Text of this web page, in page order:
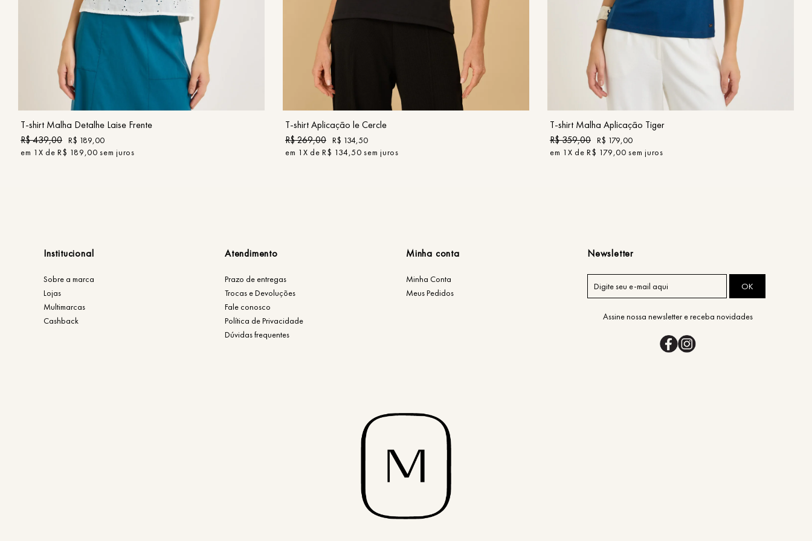
GG
T-shirt Malha Detalhe Laise Frente
R$439,00 R$ 189,00
em 1 X deR$ 189,00 sem juros
COMPRAR
T-shirt Aplicação le Cercle
R$269,00 R$ 134,50
em 1 X deR$ 134,50 sem juros
COMPRAR
T-shirt Malha Aplicação Tiger
R$359,00 R$ 179,00
em 1 X deR$ 179,00 sem juros
Institucional
Sobre a marca
Lojas
Multimarcas
Cashback
Atendimento
Prazo de entregas
Trocas e Devoluções
Fale conosco
Política de Privacidade
Dúvidas frequentes
Minha conta
Minha Conta
Meus Pedidos
Newsletter
OK
Assine nossa newsletter e receba novidades